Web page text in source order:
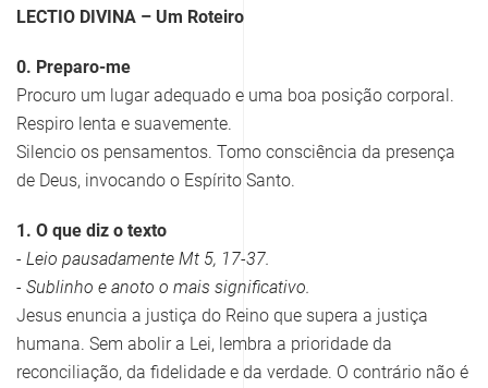
LECTIO DIVINA – Um Roteiro
0. Preparo-me
Procuro um lugar adequado e uma boa posição corporal.
Respiro lenta e suavemente.
Silencio os pensamentos. Tomo consciência da presença
de Deus, invocando o Espírito Santo.
1. O que diz o texto
- Leio pausadamente Mt 5, 17-37.
- Sublinho e anoto o mais significativo.
Jesus enuncia a justiça do Reino que supera a justiça
humana. Sem abolir a Lei, lembra a prioridade da
reconciliação, da fidelidade e da verdade. O contrário não é